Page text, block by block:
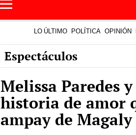
LO ÚLTIMO POLÍTICA OPINIÓN
Espectáculos
Melissa Paredes
historia de amor
ampay de